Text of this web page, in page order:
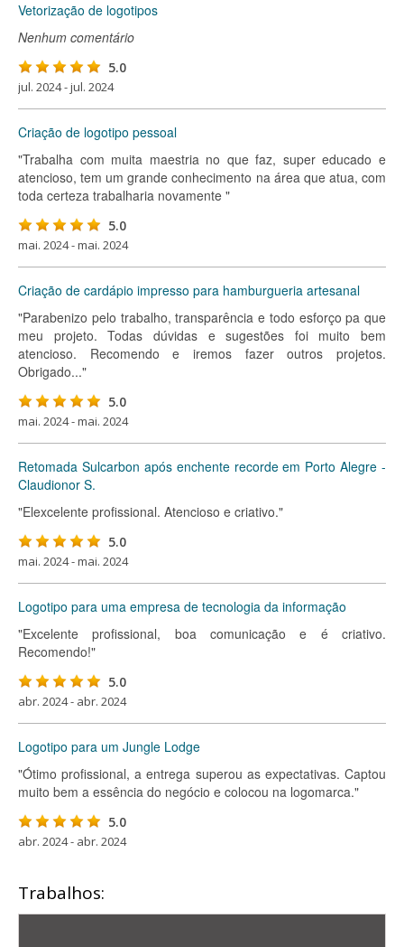
Vetorização de logotipos
Nenhum comentário
5.0
jul. 2024 - jul. 2024
Criação de logotipo pessoal
"Trabalha com muita maestria no que faz, super educado e
atencioso, tem um grande conhecimento na área que atua, com
toda certeza trabalharia novamente "
5.0
mai. 2024 - mai. 2024
Criação de cardápio impresso para hamburgueria artesanal
"Parabenizo pelo trabalho, transparência e todo esforço pa que
meu projeto. Todas dúvidas e sugestões foi muito bem
atencioso. Recomendo e iremos fazer outros projetos.
Obrigado..."
5.0
mai. 2024 - mai. 2024
Retomada Sulcarbon após enchente recorde em Porto Alegre -
Claudionor S.
"Elexcelente profissional. Atencioso e criativo."
5.0
mai. 2024 - mai. 2024
Logotipo para uma empresa de tecnologia da informação
"Excelente profissional, boa comunicação e é criativo.
Recomendo!"
5.0
abr. 2024 - abr. 2024
Logotipo para um Jungle Lodge
"Ótimo profissional, a entrega superou as expectativas. Captou
muito bem a essência do negócio e colocou na logomarca."
5.0
abr. 2024 - abr. 2024
Trabalhos: